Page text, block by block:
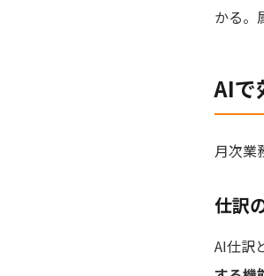
かる。
AIで
月次業
仕訳
AI仕訳